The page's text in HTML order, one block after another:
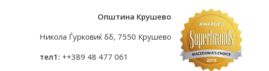
Општина Крушево
Никола Ѓурковиќ бб, 7550 Крушево
тел1: ++389 48 477 061